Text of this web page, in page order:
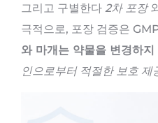
그리고 구별한다 2차 포장
극적으로, 포장 검증은
와 마개는 약물을 변경하지
인으로부터 적절한 보호 제